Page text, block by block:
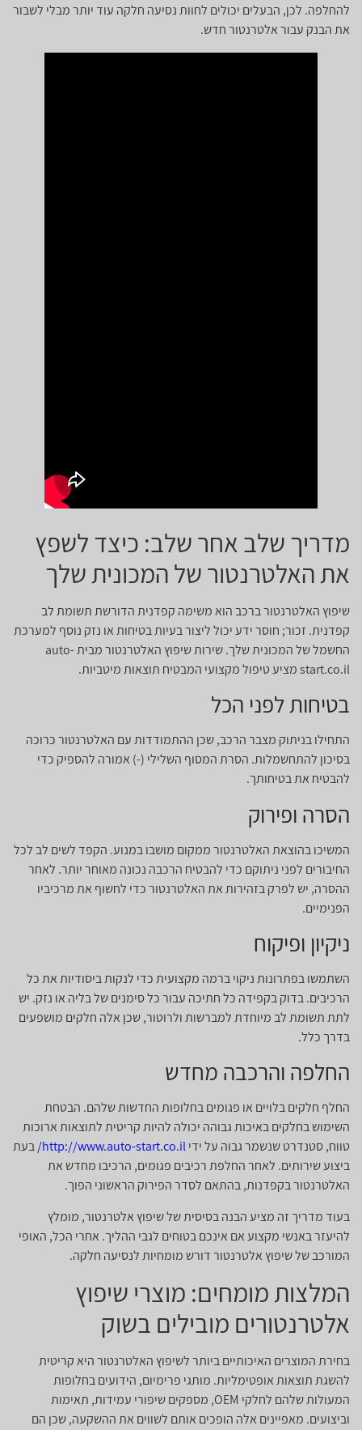
להחלפה. לכן, הבעלים יכולים לחוות נסיעה חלקה עוד יותר מבלי לשבור
את הבנק עבור אלטרנטור חדש.
מדריך שלב אחר שלב: כיצד לשפץ
את האלטרנטור של המכונית שלך
שיפוץ האלטרנטור ברכב הוא משימה קפדנית הדורשת תשומת לב
קפדנית. זכור; חוסר ידע יכול ליצור בעיות בטיחות או נזק נוסף למערכת
החשמל של המכונית שלך. שירות שיפוץ האלטרנטור מבית auto-
start.co.il מציע טיפול מקצועי המבטיח תוצאות מיטביות.
בטיחות לפני הכל
התחילו בניתוק מצבר הרכב, שכן ההתמודדות עם האלטרנטור כרוכה
בסיכון להתחשמלות. הסרת המסוף השלילי (-) אמורה להספיק כדי
להבטיח את בטיחותך.
הסרה ופירוק
המשיכו בהוצאת האלטרנטור ממקום מושבו במנוע. הקפד לשים לב לכל
החיבורים לפני ניתוקם כדי להבטיח הרכבה נכונה מאוחר יותר. לאחר
ההסרה, יש לפרק בזהירות את האלטרנטור כדי לחשוף את מרכיביו
הפנימיים.
ניקיון ופיקוח
השתמשו בפתרונות ניקוי ברמה מקצועית כדי לנקות ביסודיות את כל
הרכיבים. בדוק בקפידה כל חתיכה עבור כל סימנים של בליה או נזק. יש
לתת תשומת לב מיוחדת למברשות ולרוטור, שכן אלה חלקים מושפעים
בדרך כלל.
החלפה והרכבה מחדש
החלף חלקים בלויים או פגומים בחלופות החדשות שלהם. הבטחת
השימוש בחלקים באיכות גבוהה יכולה להיות קריטית לתוצאות ארוכות
טווח, סטנדרט שנשמר גבוה על ידיhttp://www.auto-start.co.il/ בעת
ביצוע שירותים. לאחר החלפת רכיבים פגומים, הרכיבו מחדש את
האלטרנטור בקפדנות, בהתאם לסדר הפירוק הראשוני הפוך.
בעוד מדריך זה מציע הבנה בסיסית של שיפוץ אלטרנטור, מומלץ
להיעזר באנשי מקצוע אם אינכם בטוחים לגבי ההליך. אחרי הכל, האופי
המורכב של שיפוץ אלטרנטור דורש מומחיות לנסיעה חלקה.
המלצות מומחים: מוצרי שיפוץ
אלטרנטורים מובילים בשוק
בחירת המוצרים האיכותיים ביותר לשיפוץ האלטרנטור היא קריטית
להשגת תוצאות אופטימליות. מותגי פרימיום, הידועים בחלופות
המעולות שלהם לחלקי OEM, מספקים שיפורי עמידות, תאימות
וביצועים. מאפיינים אלה הופכים אותם לשווים את ההשקעה, שכן הם